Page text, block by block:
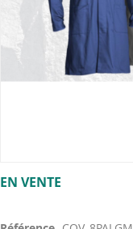
EN VENTE
to